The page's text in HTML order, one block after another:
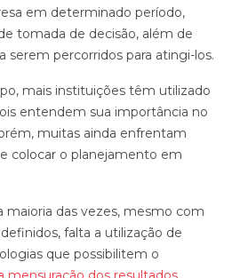
em determinado período,
tomada de decisão, além de
serem percorridos para atingi-los.
mais instituições têm utilizado
entendem sua importância no
muitas ainda enfrentam
colocar o planejamento em
maioria das vezes, mesmo com
falta a utilização de
que possibilitem o